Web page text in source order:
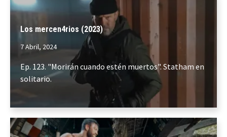
Los mercen4rios (2023)
7 Abril, 2024
Ep. 123. "Morirán cuando estén muertos". Statham en
solitario.